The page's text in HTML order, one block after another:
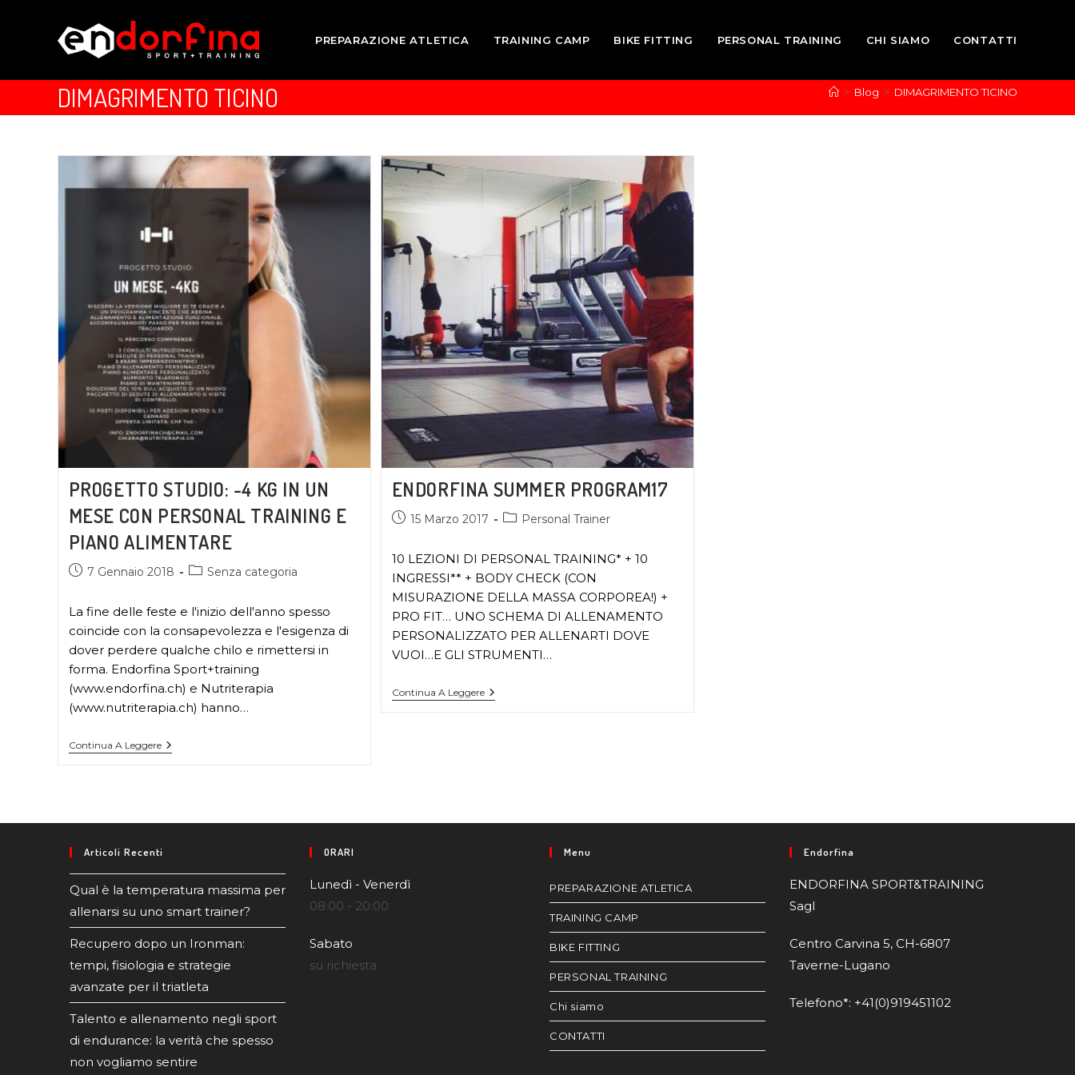
PREPARAZIONE ATLETICA TRAINING CAMP BIKE FITTING PERSONAL TRAINING CHI SIAMO CONTATTI
DIMAGRIMENTO TICINO > Blog > DIMAGRIMENTO TICINO
PROGETTO STUDIO: -4 KG IN UN
MESE CON PERSONAL TRAINING E
PIANO ALIMENTARE
7 Gennaio 2018 Senza categoria
La fine delle feste e l'inizio dell'anno spesso
coincide con la consapevolezza e l'esigenza di
dover perdere qualche chilo e rimettersi in
forma. Endorfina Sport+training
(www.endorfina.ch) e Nutriterapia
(www.nutriterapia.ch) hanno…
Continua A Leggere
ENDORFINA SUMMER PROGRAM17
15 Marzo 2017 Personal Trainer
10 LEZIONI DI PERSONAL TRAINING* + 10
INGRESSI** + BODY CHECK (CON
MISURAZIONE DELLA MASSA CORPOREA!) +
PRO FIT… UNO SCHEMA DI ALLENAMENTO
PERSONALIZZATO PER ALLENARTI DOVE
VUOI…E GLI STRUMENTI…
Continua A Leggere
Articoli Recenti
Qual è la temperatura massima per
allenarsi su uno smart trainer?
Recupero dopo un Ironman:
tempi, fisiologia e strategie
avanzate per il triatleta
Talento e allenamento negli sport
di endurance: la verità che spesso
non vogliamo sentire
ORARI
Lunedì - Venerdì
08:00 - 20:00
Sabato
su richiesta
Menu
PREPARAZIONE ATLETICA
TRAINING CAMP
BIKE FITTING
PERSONAL TRAINING
Chi siamo
CONTATTI
Endorfina
ENDORFINA SPORT&TRAINING
Sagl
Centro Carvina 5, CH-6807
Taverne-Lugano
Telefono*: +41(0)919451102